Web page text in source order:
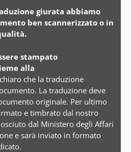
giurata abbiamo
ben scannerizzato o in
stampato
alla
che la traduzione
La traduzione deve
originale. Per ultimo
e timbrato dal nostro
dal Ministero degli Affari
e sarà inviato in formato